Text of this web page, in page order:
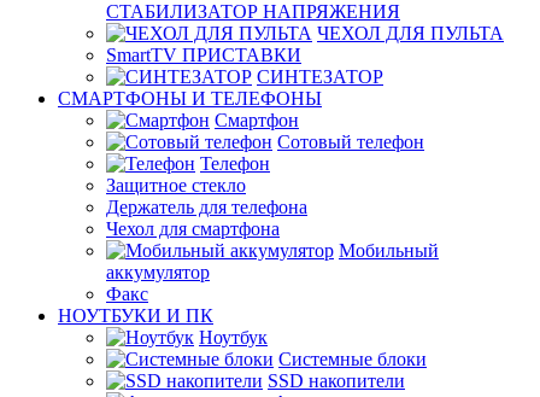
СТАБИЛИЗАТОР НАПРЯЖЕНИЯ
ЧЕХОЛ ДЛЯ ПУЛЬТА
SmartTV ПРИСТАВКИ
СИНТЕЗАТОР
СМАРТФОНЫ И ТЕЛЕФОНЫ
Смартфон
Сотовый телефон
Телефон
Защитное стекло
Держатель для телефона
Чехол для смартфона
Мобильный
аккумулятор
Факс
НОУТБУКИ И ПК
Ноутбук
Системные блоки
SSD накопители